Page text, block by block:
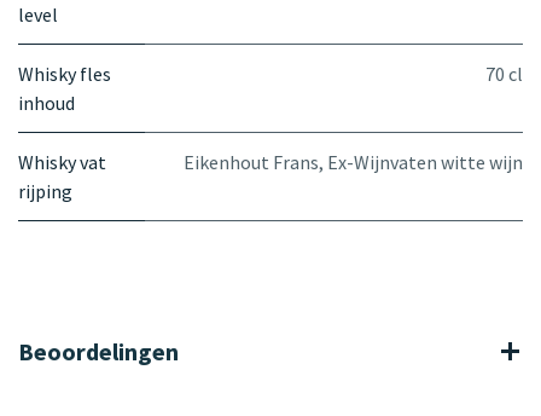
level
Whisky fles
inhoud
70 cl
Whisky vat
rijping
Eikenhout Frans, Ex-Wijnvaten witte wijn
Beoordelingen